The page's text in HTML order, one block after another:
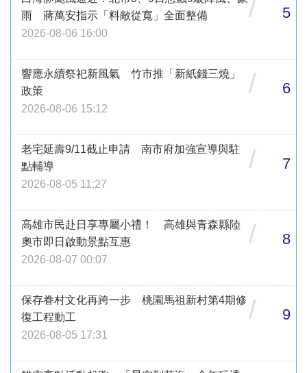
雨 蔣萬安指示「料敵從寬」全面整備
2026-08-06 16:00
/ 5
響應永續祭祀新風氣 竹市推「新紙錢三燒」
政策
2026-08-06 15:12
/ 6
老宅延壽9/11截止申請 南市府加強宣導與駐
點輔導
2026-08-05 11:27
/ 7
高雄市民赴日享專屬小禮！ 高雄與青森縣陸
奧市即日啟動景點互惠
2026-08-07 00:07
/ 8
保存眷村文化再跨一步 桃園馬祖新村第4期修
復工程動工
2026-08-05 17:31
/ 9